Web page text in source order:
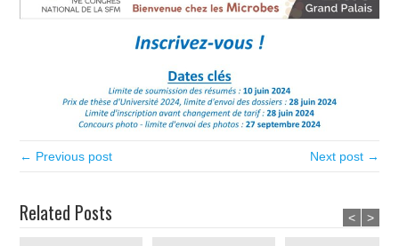
← Previous post Next post →
Related Posts < >